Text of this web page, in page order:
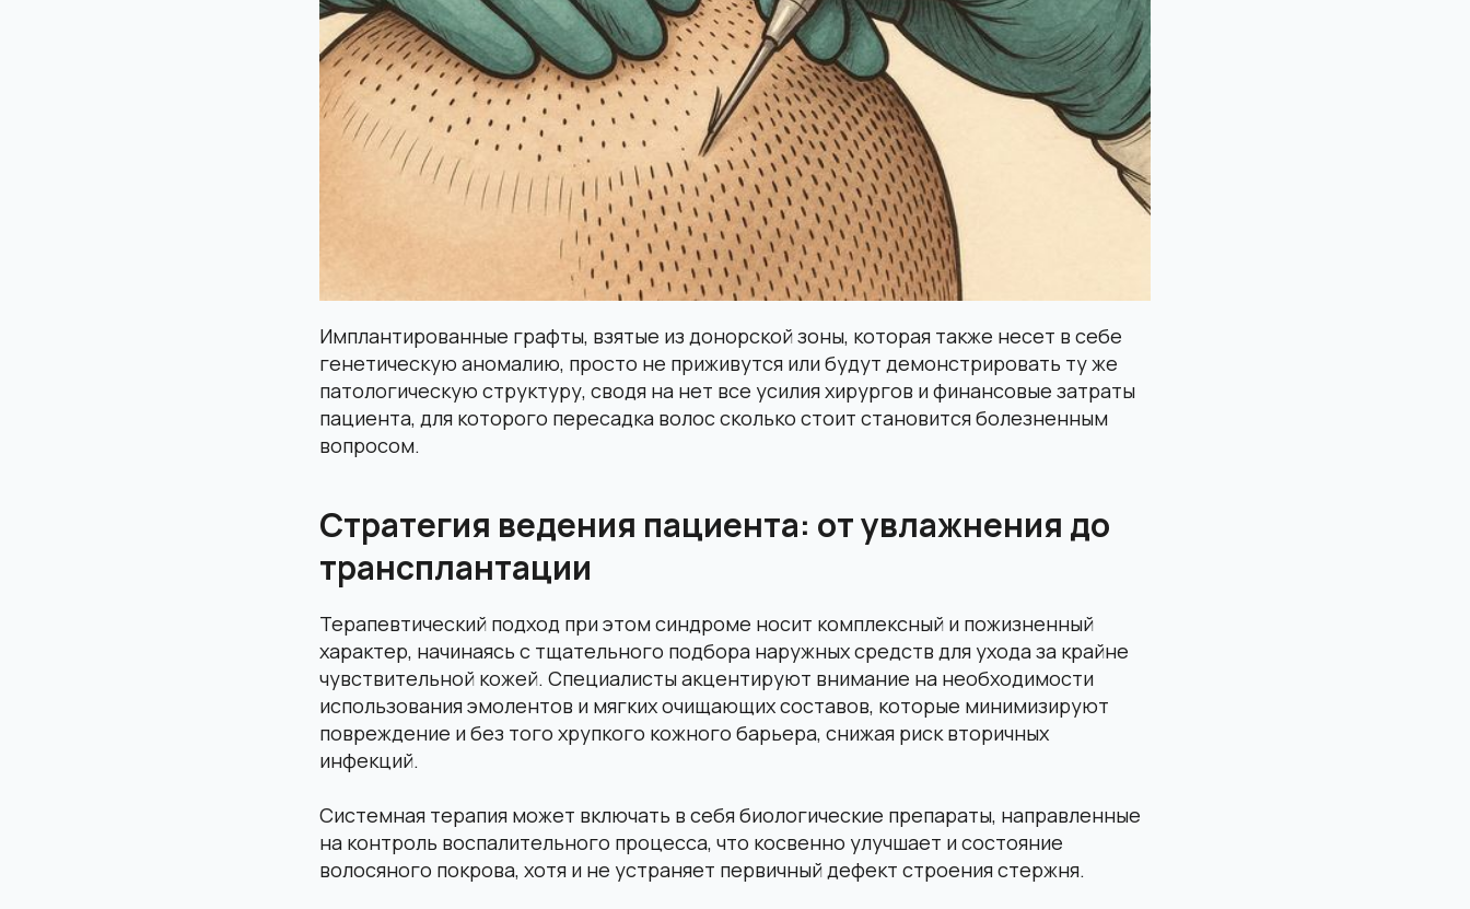
Имплантированные графты, взятые из донорской зоны, которая также несет в себе
генетическую аномалию, просто не приживутся или будут демонстрировать ту же
патологическую структуру, сводя на нет все усилия хирургов и финансовые затраты
пациента, для которого пересадка волос сколько стоит становится болезненным
вопросом.
Стратегия ведения пациента: от увлажнения до
трансплантации
Терапевтический подход при этом синдроме носит комплексный и пожизненный
характер, начинаясь с тщательного подбора наружных средств для ухода за крайне
чувствительной кожей. Специалисты акцентируют внимание на необходимости
использования эмолентов и мягких очищающих составов, которые минимизируют
повреждение и без того хрупкого кожного барьера, снижая риск вторичных
инфекций.
Системная терапия может включать в себя биологические препараты, направленные
на контроль воспалительного процесса, что косвенно улучшает и состояние
волосяного покрова, хотя и не устраняет первичный дефект строения стержня.